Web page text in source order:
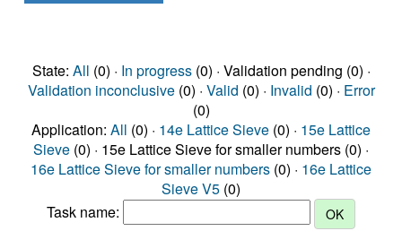
State: All (0) · In progress(0) · Validation pending (0) ·
Validation inconclusive(0) · Valid (0) · Invalid (0) · Error
(0)
Application: All (0) · 14e Lattice Sieve (0) · 15e Lattice
Sieve (0) · 15e Lattice Sieve for smaller numbers (0) ·
16e Lattice Sieve for smaller numbers (0) · 16e Lattice
Sieve V5 (0)
Task name: